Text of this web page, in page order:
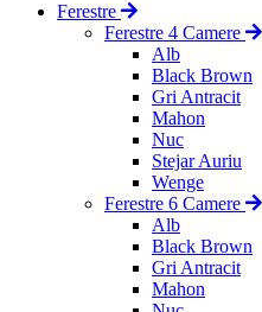
Ferestre
Ferestre 4 Camere
Alb
Black Brown
Gri Antracit
Mahon
Nuc
Stejar Auriu
Wenge
Ferestre 6 Camere
Alb
Black Brown
Gri Antracit
Mahon